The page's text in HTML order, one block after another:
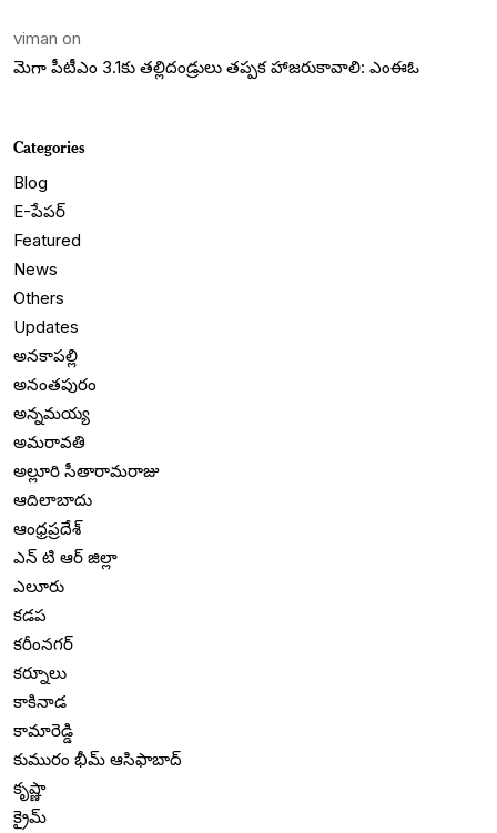
viman on
మెగా పీటీఎం 3.1కు తల్లిదండ్రులు తప్పక హాజరుకావాలి: ఎంఈఓ
Categories
Blog
E-పేపర్
Featured
News
Others
Updates
అనకాపల్లి
అనంతపురం
అన్నమయ్య
అమరావతి
అల్లూరి సీతారామరాజు
ఆదిలాబాదు
ఆంధ్రప్రదేశ్
ఎన్ టి ఆర్ జిల్లా
ఎలూరు
కడప
కరీంనగర్
కర్నూలు
కాకినాడ
కామారెడ్డి
కుమురం భీమ్ ఆసిఫాబాద్
కృష్ణా
క్రైమ్